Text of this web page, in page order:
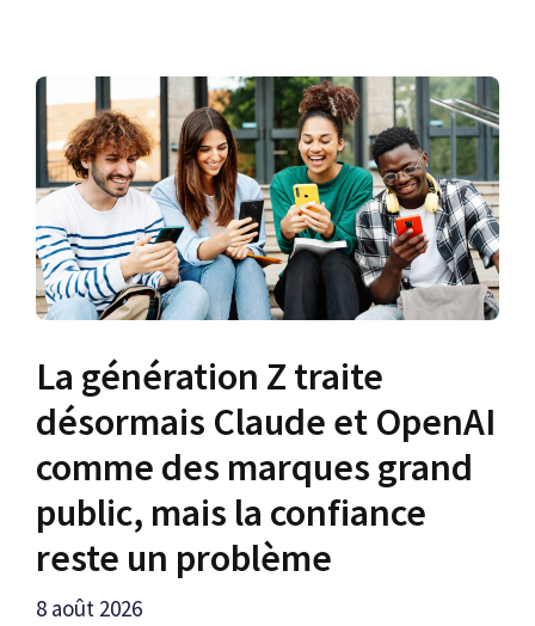
La génération Z traite
désormais Claude et OpenAI
comme des marques grand
public, mais la confiance
reste un problème
8 août 2026